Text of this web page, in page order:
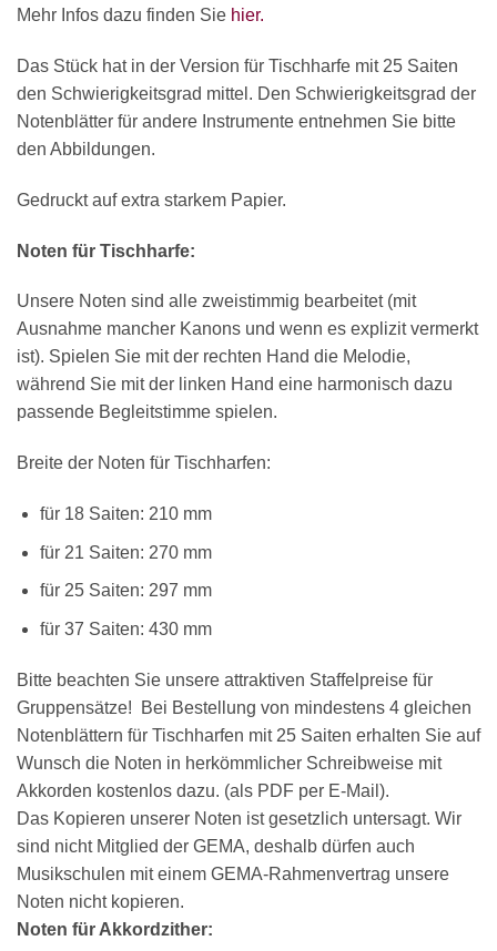
Mehr Infos dazu finden Sie hier.
Das Stück hat in der Version für Tischharfe mit 25 Saiten
den Schwierigkeitsgrad mittel. Den Schwierigkeitsgrad der
Notenblätter für andere Instrumente entnehmen Sie bitte
den Abbildungen.
Gedruckt auf extra starkem Papier.
Noten für Tischharfe:
Unsere Noten sind alle zweistimmig bearbeitet (mit
Ausnahme mancher Kanons und wenn es explizit vermerkt
ist). Spielen Sie mit der rechten Hand die Melodie,
während Sie mit der linken Hand eine harmonisch dazu
passende Begleitstimme spielen.
Breite der Noten für Tischharfen:
für 18 Saiten: 210 mm
für 21 Saiten: 270 mm
für 25 Saiten: 297 mm
für 37 Saiten: 430 mm
Bitte beachten Sie unsere attraktiven Staffelpreise für
Gruppensätze! Bei Bestellung von mindestens 4 gleichen
Notenblättern für Tischharfen mit 25 Saiten erhalten Sie auf
Wunsch die Noten in herkömmlicher Schreibweise mit
Akkorden kostenlos dazu. (als PDF per E-Mail).
Das Kopieren unserer Noten ist gesetzlich untersagt. Wir
sind nicht Mitglied der GEMA, deshalb dürfen auch
Musikschulen mit einem GEMA-Rahmenvertrag unsere
Noten nicht kopieren.
Noten für Akkordzither:
Chat Support
18 SAITEN 21 SAITEN